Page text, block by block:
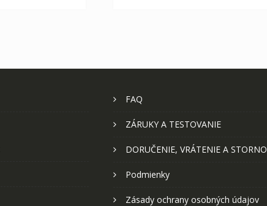
FAQ
ZÁRUKY A TESTOVANIE
DORUČENIE, VRÁTENIE A STORNO
Podmienky
Zásady ochrany osobných údajov